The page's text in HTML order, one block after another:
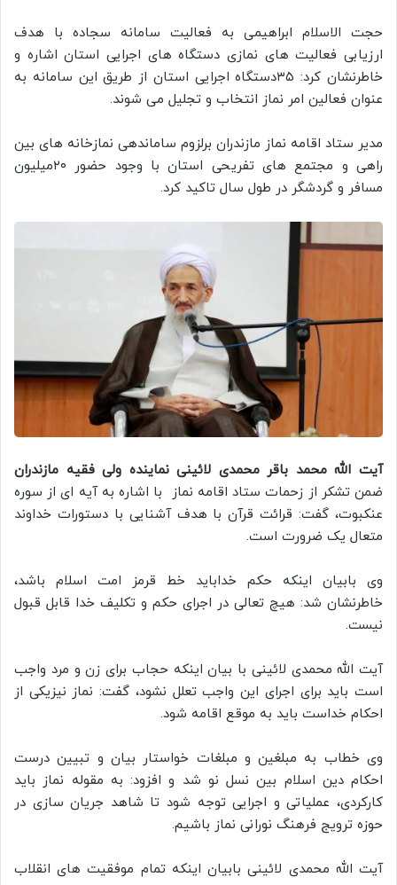
حجت الاسلام ابراهیمی به فعالیت سامانه سجاده با هدف
ارزیابی فعالیت های نمازی دستگاه های اجرایی استان اشاره و
خاطرنشان کرد: ۳۵دستگاه اجرایی استان از طریق این سامانه به
عنوان فعالین امر نماز انتخاب و تجلیل می شوند.
مدیر ستاد اقامه نماز مازندران برلزوم ساماندهی نمازخانه های بین
راهی و مجتمع های تفریحی استان با وجود حضور ۲۰میلیون
مسافر و گردشگر در طول سال تاکید کرد.
آیت الله محمد باقر محمدی لائینی نماینده ولی فقیه مازندران
ضمن تشکر از زحمات ستاد اقامه نماز با اشاره به آیه ای از سوره
عنکبوت، گفت: قرائت قرآن با هدف آشنایی با دستورات خداوند
متعال یک ضرورت است.
وی بابیان اینکه حکم خداباید خط قرمز امت اسلام باشد،
خاطرنشان شد: هیچ تعالی در اجرای حکم و تکلیف خدا قابل قبول
نیست.
آیت الله محمدی لائینی با بیان اینکه حجاب برای زن و مرد واجب
است باید برای اجرای این واجب تعلل نشود، گفت: نماز نیزیکی از
احکام خداست باید به موقع اقامه شود.
وی خطاب به مبلغین و مبلغات خواستار بیان و تبیین درست
احکام دین اسلام بین نسل نو شد و افزود: به مقوله نماز باید
کارکردی، عملیاتی و اجرایی توجه شود تا شاهد جریان سازی در
حوزه ترویج فرهنگ نورانی نماز باشیم.
آیت الله محمدی لائینی بابیان اینکه تمام موفقیت های انقلاب